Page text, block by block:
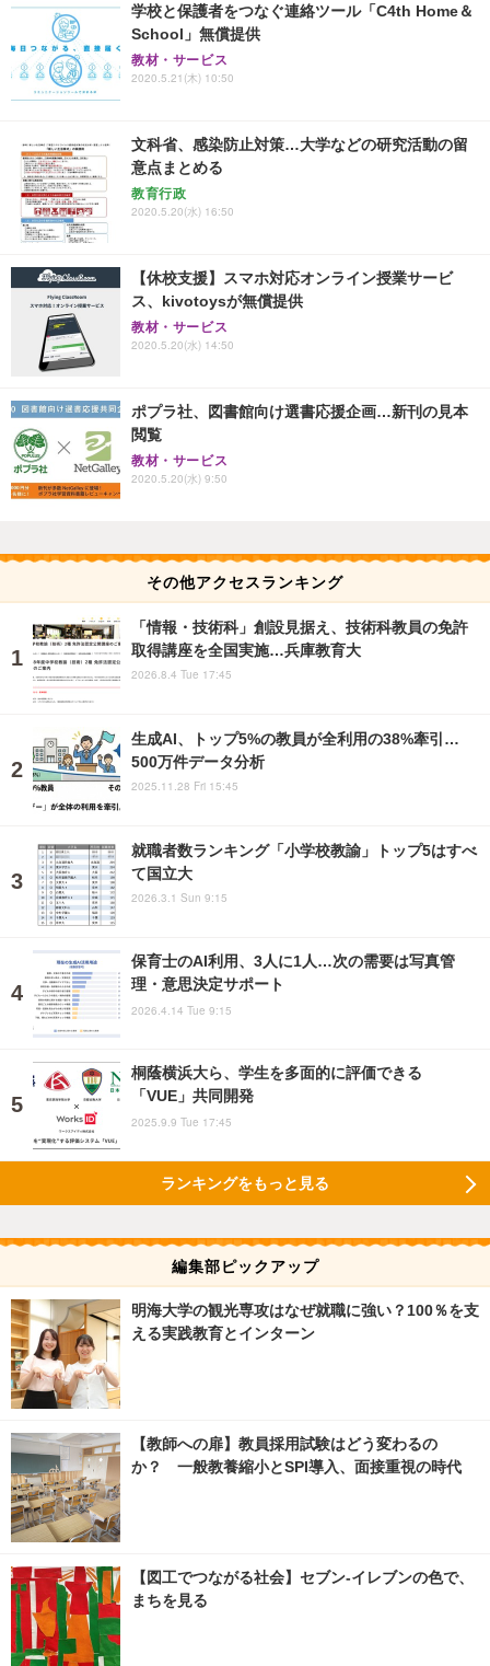
学校と保護者をつなぐ連絡ツール「C4th Home＆
School」無償提供
教材・サービス
2020.5.21(木) 10:50
文科省、感染防止対策…大学などの研究活動の留
意点まとめる
教育行政
2020.5.20(水) 16:50
【休校支援】スマホ対応オンライン授業サービ
ス、kivotoysが無償提供
教材・サービス
2020.5.20(水) 14:50
ポプラ社、図書館向け選書応援企画…新刊の見本
閲覧
教材・サービス
2020.5.20(水) 9:50
その他アクセスランキング
「情報・技術科」創設見据え、技術科教員の免許
取得講座を全国実施…兵庫教育大
2026.8.4 Tue 17:45
生成AI、トップ5%の教員が全利用の38%牽引…
500万件データ分析
2025.11.28 Fri 15:45
就職者数ランキング「小学校教諭」トップ5はすべ
て国立大
2026.3.1 Sun 9:15
保育士のAI利用、3人に1人…次の需要は写真管
理・意思決定サポート
2026.4.14 Tue 9:15
桐蔭横浜大ら、学生を多面的に評価できる
「VUE」共同開発
2025.9.9 Tue 17:45
ランキングをもっと見る
編集部ピックアップ
明海大学の観光専攻はなぜ就職に強い？100％を支
える実践教育とインターン
【教師への扉】教員採用試験はどう変わるの
か？ 一般教養縮小とSPI導入、面接重視の時代
【図工でつながる社会】セブン‐イレブンの色で、
まちを見る